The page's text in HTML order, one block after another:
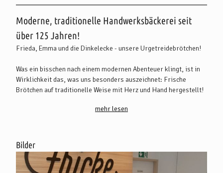
Beschreibung
Moderne, traditionelle Handwerksbäckerei seit
über 125 Jahren!
Frieda, Emma und die Dinkelecke - unsere Urgetreidebrötchen!
Was ein bisschen nach einem modernen Abenteuer klingt, ist in
Wirklichkeit das, was uns besonders auszeichnet: Frische
Brötchen auf traditionelle Weise mit Herz und Hand hergestellt!
zum Beispiel unsere Urgetreidebrote Findus, Frieda und
Kaum zu glauben?
Dann werfen Sie einen Blick in unsere Backstube und besuchen
Sie unser Café.
mehr lesen
Bilder